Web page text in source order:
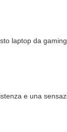
laptop da
e una